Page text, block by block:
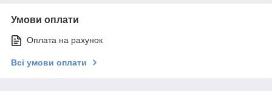
Умови оплати
Оплата на рахунок
Всі умови оплати